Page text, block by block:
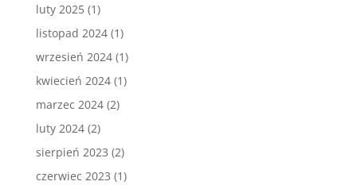
luty 2025(1)
listopad 2024(1)
wrzesień 2024(1)
kwiecień 2024(1)
marzec 2024(2)
luty 2024(2)
sierpień 2023 (2)
czerwiec 2023 (1)